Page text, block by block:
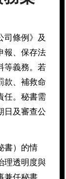
司條例》及
報、保存法
等義務。若
款、補救命
任。秘書需
日及審查公
書）的情
理透明度與
兼任秘書